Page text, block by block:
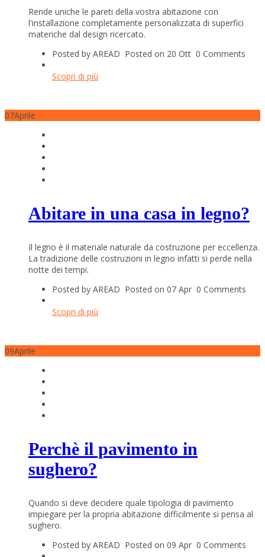
Rende uniche le pareti della vostra abitazione con
l'installazione completamente personalizzata di superfici
materiche dal design ricercato.
Posted by AREAD Posted on 20 Ott 0 Comments
Scopri di più
07Aprile
Abitare in una casa in legno?
Il legno è il materiale naturale da costruzione per eccellenza.
La tradizione delle costruzioni in legno infatti si perde nella
notte dei tempi.
Posted by AREAD Posted on 07 Apr 0 Comments
Scopri di più
09Aprile
Perchè il pavimento in
sughero?
Quando si deve decidere quale tipologia di pavimento
impiegare per la propria abitazione difficilmente si pensa al
sughero.
Posted by AREAD Posted on 09 Apr 0 Comments